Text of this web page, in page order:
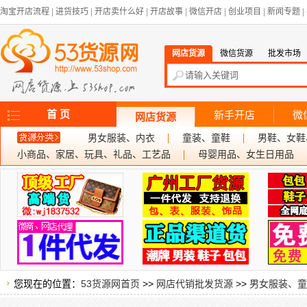
淘宝开店流程 进货技巧 开店卖什么好 开店故事 微信开店 创业项目 新闻专题
网店货源 微信货源 批发市场
首 页 网店货源 新手开店 微
男女服装、内衣 童装、童鞋
男鞋、女
小商品、家居、玩具、礼品、工艺品
母婴用品、女生日用品
您现在的位置： 53货源网首页 >> 网店代销批发货源 >> 男女服装、